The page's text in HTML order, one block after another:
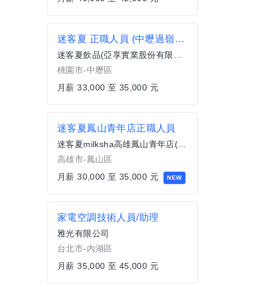
迷客夏 正職人員 (中壢過嶺店)
迷客夏飲品(亞享實業股份有限公司)
桃園市-中壢區
月薪 33,000 至 35,000 元
NEW
迷客夏鳳山青年店正職人員
迷客夏milksha高雄鳳山青年店(昕泉商行)
高雄市-鳳山區
月薪 30,000 至 35,000 元
家電空調技術人員/助理
雅光有限公司
台北市-內湖區
月薪 35,000 至 45,000 元